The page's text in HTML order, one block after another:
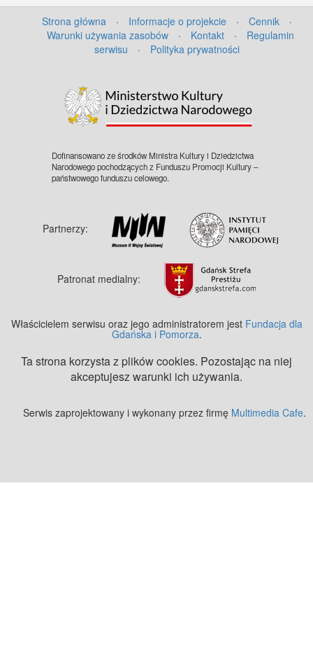
Strona główna · Informacje o projekcie · Cennik
·
Warunki używania zasobów
· Kontakt ·
Regulamin
serwisu
· Polityka prywatności
Dofinansowano ze środków Ministra Kultury i Dziedzictwa
Narodowego pochodzących z Funduszu Promocji Kultury –
państwowego funduszu celowego.
Partnerzy:
Patronat medialny:
Właścicielem serwisu oraz jego administratorem jest Fundacja dla
Gdańska i Pomorza.
Ta strona korzysta z plików cookies. Pozostając na niej
akceptujesz warunki ich używania.
Serwis zaprojektowany i wykonany przez firmę Multimedia Cafe.